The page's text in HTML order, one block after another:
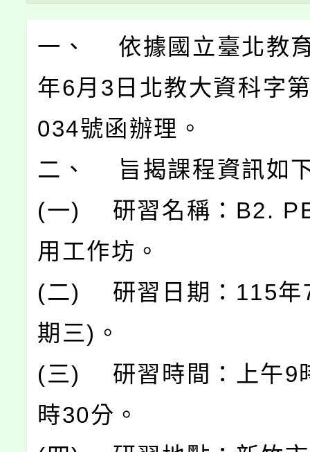
一、 依據國立臺北教
年6月3日北教大資科字
034號函辦理。
二、 旨揭課程資訊如
(一) 研習名稱：B2.
用工作坊。
(二) 研習日期：115年
期三)。
(三) 研習時間：上午9
時30分。